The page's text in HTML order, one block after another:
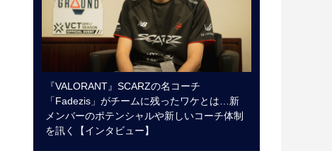
『VALORANT』SCARZの名コーチ
「Fadezis」がチームに残ったワケとは…新
メンバーのポテンシャルや新しいコーチ体制
を訊く【インタビュー】